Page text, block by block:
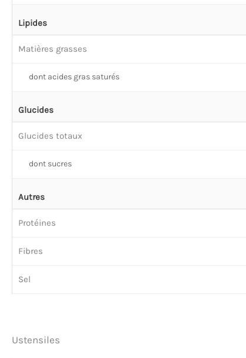
Lipides
Matières grasses
dont acides gras saturés
Glucides
Glucides totaux
dont sucres
Autres
Protéines
Fibres
Sel
Ustensiles